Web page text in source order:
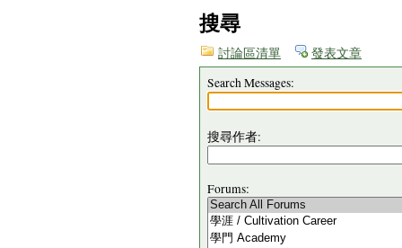
搜尋
討論區清單
發表文章
Search Messages:
搜尋作者:
Forums: